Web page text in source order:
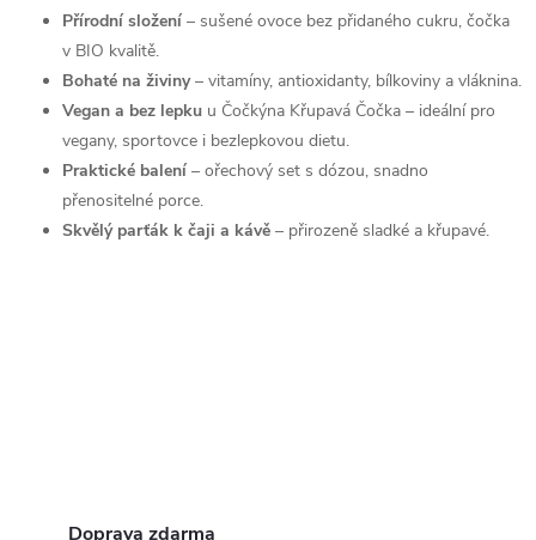
Přírodní složení – sušené ovoce bez přidaného cukru, čočka
v BIO kvalitě.
Bohaté na živiny– vitamíny, antioxidanty, bílkoviny a vláknina.
Vegan a bez lepku u Čočkýna Křupavá Čočka – ideální pro
vegany, sportovce i bezlepkovou dietu.
Praktické balení – ořechový set s dózou, snadno
přenositelné porce.
Skvělý parťák k čaji a kávě – přirozeně sladké a křupavé.
Doprava zdarma